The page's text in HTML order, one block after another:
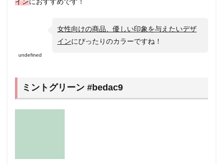
少な
アイ
undefined
女性向けの商品、優しい印象を与えたいデザ
インにぴったりのカラーですね！
ミントグリーン #bedac9